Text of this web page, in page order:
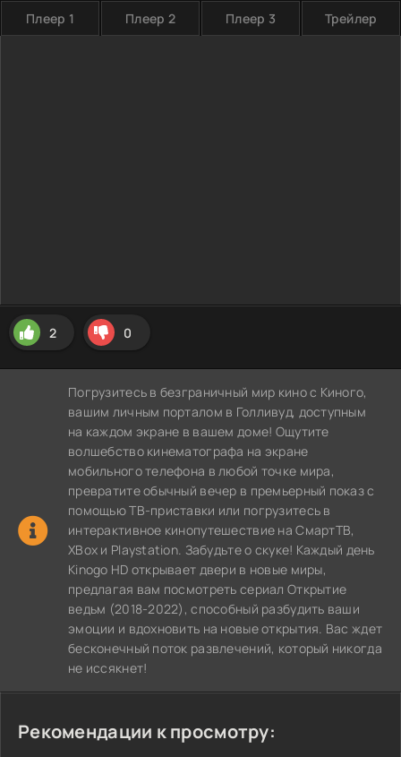
Плеер 1 Плеер 2 Плеер 3 Трейлер
2 0
Погрузитесь в безграничный мир кино с Киного,
вашим личным порталом в Голливуд, доступным
на каждом экране в вашем доме! Ощутите
волшебство кинематографа на экране
мобильного телефона в любой точке мира,
превратите обычный вечер в премьерный показ с
помощью ТВ-приставки или погрузитесь в
интерактивное кинопутешествие на СмартТВ,
XBox и Playstation. Забудьте о скуке! Каждый день
Kinogo HD открывает двери в новые миры,
предлагая вам посмотреть сериал Открытие
ведьм (2018-2022), способный разбудить ваши
эмоции и вдохновить на новые открытия. Вас ждет
бесконечный поток развлечений, который никогда
не иссякнет!
Рекомендации к просмотру: